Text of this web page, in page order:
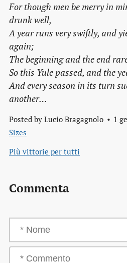
For though men be merry in
drunk well,
A year runs very swiftly, and
again;
The beginning and the end
So this Yule passed, and the
And every season in its turn
another…
Posted by Lucio Bragagnolo 1
Sizes
Più vittorie per tutti
Commenta